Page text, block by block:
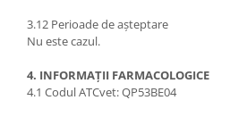
3.12 Perioade de așteptare
Nu este cazul.
4. INFORMAȚII FARMACOLOGICE
4.1 Codul ATCvet: QP53BE04